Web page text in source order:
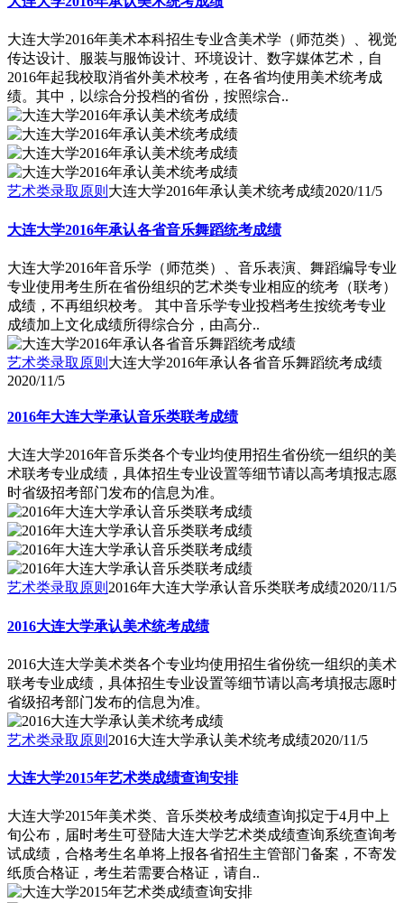
大连大学2016年美术本科招生专业含美术学（师范类）、视觉
传达设计、服装与服饰设计、环境设计、数字媒体艺术，自
2016年起我校取消省外美术校考，在各省均使用美术统考成
绩。其中，以综合分投档的省份，按照综合..
艺术类录取原则 大连大学2016年承认美术统考成绩2020/11/5
大连大学2016年承认各省音乐舞蹈统考成绩
大连大学2016年音乐学（师范类）、音乐表演、舞蹈编导专业
专业使用考生所在省份组织的艺术类专业相应的统考（联考）
成绩，不再组织校考。 其中音乐学专业投档考生按统考专业
成绩加上文化成绩所得综合分，由高分..
艺术类录取原则 大连大学2016年承认各省音乐舞蹈统考成绩
2020/11/5
2016年大连大学承认音乐类联考成绩
大连大学2016年音乐类各个专业均使用招生省份统一组织的美
术联考专业成绩，具体招生专业设置等细节请以高考填报志愿
时省级招考部门发布的信息为准。
艺术类录取原则 2016年大连大学承认音乐类联考成绩2020/11/5
2016大连大学承认美术统考成绩
2016大连大学美术类各个专业均使用招生省份统一组织的美术
联考专业成绩，具体招生专业设置等细节请以高考填报志愿时
省级招考部门发布的信息为准。
艺术类录取原则 2016大连大学承认美术统考成绩2020/11/5
大连大学2015年艺术类成绩查询安排
大连大学2015年美术类、音乐类校考成绩查询拟定于4月中上
旬公布，届时考生可登陆大连大学艺术类成绩查询系统查询考
试成绩，合格考生名单将上报各省招生主管部门备案，不寄发
纸质合格证，考生若需要合格证，请自..